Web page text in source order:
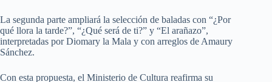
La segunda parte ampliará la selección de baladas con “¿Por
qué llora la tarde?”, “¿Qué será de ti?” y “El arañazo”,
interpretadas por Diomary la Mala y con arreglos de Amaury
Sánchez.
Con esta propuesta, el Ministerio de Cultura reafirma su